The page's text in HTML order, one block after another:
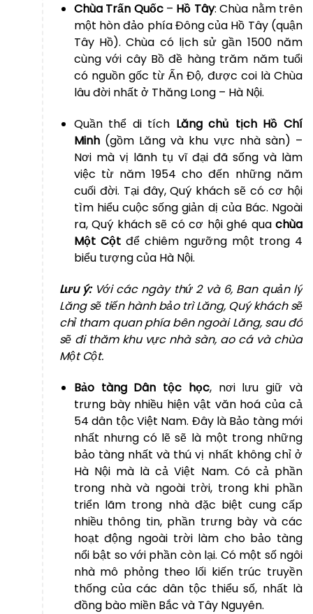
Chùa Trấn Quốc– Hồ Tây: Chùa nằm trên
một hòn đảo phía Đông của Hồ Tây (quận
Tây Hồ). Chùa có lịch sử gần 1500 năm
cùng với cây Bồ đề hàng trăm năm tuổi
có nguồn gốc từ Ấn Độ, được coi là Chùa
lâu đời nhất ở Thăng Long – Hà Nội.
Quần thể di tích Lăng chủ tịch Hồ Chí
Minh (gồm Lăng và khu vực nhà sàn) –
Nơi mà vị lãnh tụ vĩ đại đã sống và làm
việc từ năm 1954 cho đến những năm
cuối đời. Tại đây, Quý khách sẽ có cơ hội
tìm hiểu cuộc sống giản dị của Bác. Ngoài
ra, Quý khách sẽ có cơ hội ghé qua chùa
Một Cộtđể chiêm ngưỡng một trong 4
biểu tượng của Hà Nội.
Lưu ý: Với các ngày thứ 2 và 6, Ban quản lý
Lăng sẽ tiến hành bảo trì Lăng, Quý khách sẽ
chỉ tham quan phía bên ngoài Lăng, sau đó
sẽ đi thăm khu vực nhà sàn, ao cá và chùa
Một Cột.
Bảo tàng Dân tộc học, nơi lưu giữ và
trưng bày nhiều hiện vật văn hoá của cả
54 dân tộc Việt Nam. Đây là Bảo tàng mới
nhất nhưng có lẽ sẽ là một trong những
bảo tàng nhất và thú vị nhất không chỉ ở
Hà Nội mà là cả Việt Nam. Có cả phần
trong nhà và ngoài trời, trong khi phần
triển lãm trong nhà đặc biệt cung cấp
nhiều thông tin, phần trưng bày và các
hoạt động ngoài trời làm cho bảo tàng
nổi bật so với phần còn lại. Có một số ngôi
nhà mô phỏng theo lối kiến trúc truyền
thống của các dân tộc thiểu số, nhất là
đồng bào miền Bắc và Tây Nguyên.